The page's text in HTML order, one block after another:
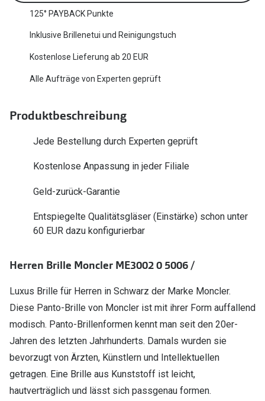
Oakley Meta
Brillentrends 2026
Glasveredelungen
Brillenglas Typen
Transitions Gläser
Zubehör
Brillenkettchen
125° PAYBACK Punkte
Inklusive Brillenetui und Reinigungstuch
Kostenlose Lieferung ab 20 EUR
Alle Aufträge von Experten geprüft
Produktbeschreibung
Jede Bestellung durch Experten geprüft
Kostenlose Anpassung in jeder Filiale
Geld-zurück-Garantie
Entspiegelte Qualitätsgläser (Einstärke) schon unter
60 EUR dazu konfigurierbar
Herren Brille Moncler ME3002 0 5006 /
Luxus Brille für Herren in Schwarz der Marke Moncler.
Diese Panto-Brille von Moncler ist mit ihrer Form auffallend
modisch. Panto-Brillenformen kennt man seit den 20er-
Jahren des letzten Jahrhunderts. Damals wurden sie
bevorzugt von Ärzten, Künstlern und Intellektuellen
getragen. Eine Brille aus Kunststoff ist leicht,
hautverträglich und lässt sich passgenau formen.